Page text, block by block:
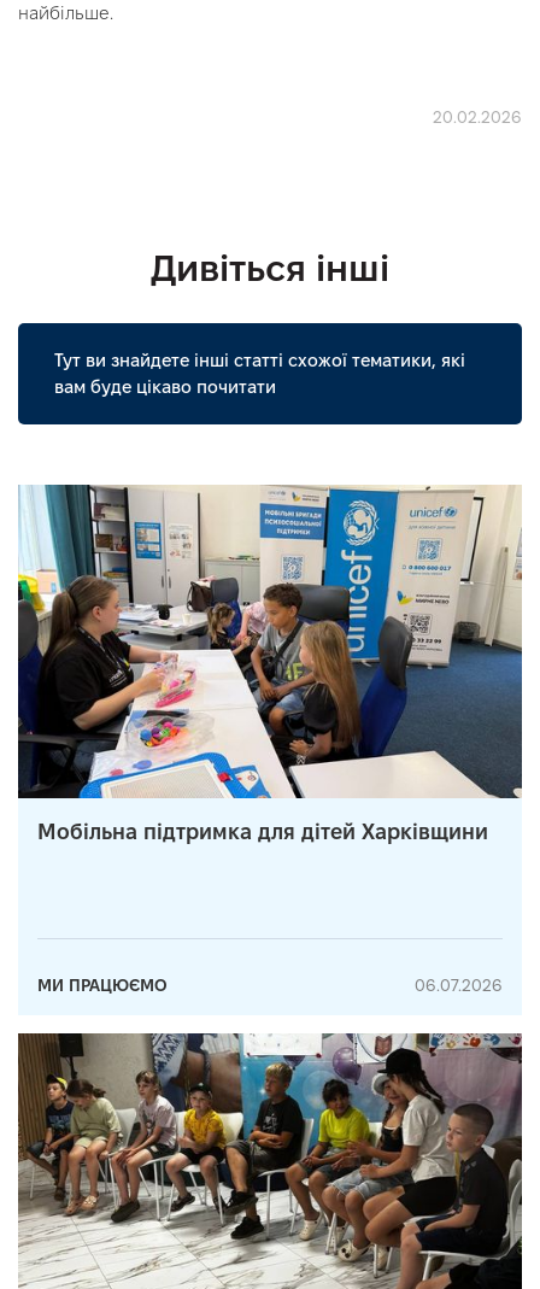
найбільше.
20.02.2026
Дивіться інші
Тут ви знайдете інші статті схожої тематики, які
вам буде цікаво почитати
Мобільна підтримка для дітей Харківщини
МИ ПРАЦЮЄМО 06.07.2026